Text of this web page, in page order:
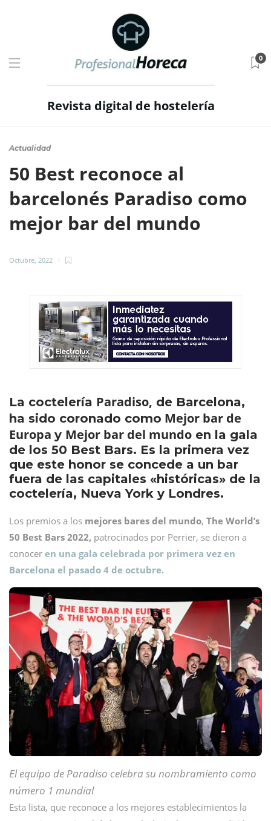
Revista digital de hostelería
0
Actualidad
50 Best reconoce al
barcelonés Paradiso como
mejor bar del mundo
Octubre, 2022
La coctelería Paradiso, de Barcelona,
ha sido coronado como Mejor bar de
Europa y Mejor bar del mundo en la gala
de los 50 Best Bars. Es la primera vez
que este honor se concede a un bar
fuera de las capitales «históricas» de la
coctelería, Nueva York y Londres.
Los premios a los mejores bares del mundo, The World’s
50 Best Bars 2022, patrocinados por Perrier, se dieron a
conocer en una gala celebrada por primera vez en
Barcelona el pasado 4 de octubre.
El equipo de Paradiso celebra su nombramiento como
número 1 mundial
Esta lista, que reconoce a los mejores establecimientos la